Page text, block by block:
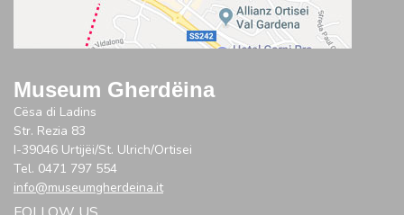
Museum Gherdëina
Cësa di Ladins
Str. Rezia 83
I-39046 Urtijëi/St. Ulrich/Ortisei
Tel. 0471 797 554
info@museumgherdeina.it